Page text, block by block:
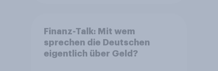
Finanz-Talk: Mit wem
sprechen die Deutschen
eigentlich über Geld?